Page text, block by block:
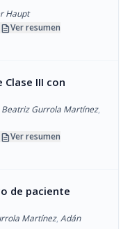
Haupt
descriptionVer resumen
III con
Beatriz Gurrola Martínez,
descriptionVer resumen
de paciente
Martínez, Adán